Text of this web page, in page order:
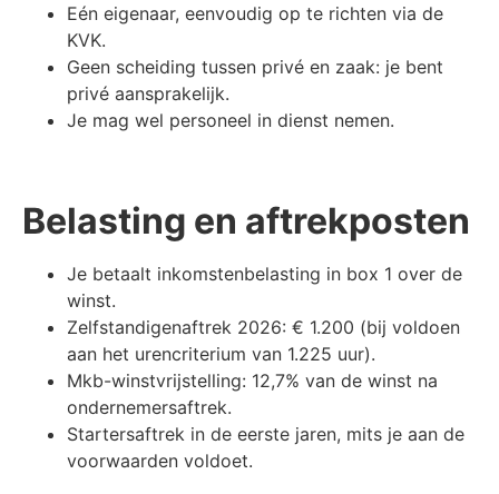
Eén eigenaar, eenvoudig op te richten via de
KVK.
Geen scheiding tussen privé en zaak: je bent
privé aansprakelijk.
Je mag wel personeel in dienst nemen.
Belasting en aftrekposten
Je betaalt inkomstenbelasting in box 1 over de
winst.
Zelfstandigenaftrek 2026: € 1.200 (bij voldoen
aan het urencriterium van 1.225 uur).
Mkb-winstvrijstelling: 12,7% van de winst na
ondernemersaftrek.
Startersaftrek in de eerste jaren, mits je aan de
voorwaarden voldoet.